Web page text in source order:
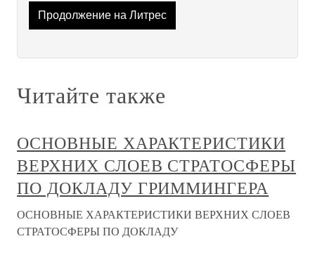
Продолжение на Литрес
Читайте также
ОСНОВНЫЕ ХАРАКТЕРИСТИКИ
ВЕРХНИХ СЛОЕВ СТРАТОСФЕРЫ
ПО ДОКЛАДУ ГРИММИНГЕРА
ОСНОВНЫЕ ХАРАКТЕРИСТИКИ ВЕРХНИХ СЛОЕВ
СТРАТОСФЕРЫ ПО ДОКЛАДУ